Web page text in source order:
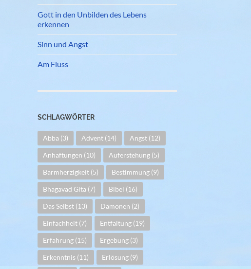
Gott in den Unbilden des Lebens
erkennen
Sinn und Angst
Am Fluss
SCHLAGWÖRTER
Abba (3) Advent (14) Angst (12)
Anhaftungen (10) Auferstehung (5)
Barmherzigkeit (5) Bestimmung (9)
Bhagavad Gita (7) Bibel (16)
Das Selbst (13) Dämonen (2)
Einfachheit (7) Entfaltung (19)
Erfahrung (15) Ergebung (3)
Erkenntnis (11) Erlösung (9)